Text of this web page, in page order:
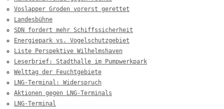
Voslapper Groden vorerst gerettet
Landesbühne
SDN fordert mehr Schiffssicherheit
Energiepark vs. Vogelschutzgebiet
Liste Perspektive Wilhelmshaven
Leserbrief: Stadthalle im Pumpwerkpark
Welttag der Feuchtgebiete
LNG-Terminal: Widerspruch
Aktionen gegen LNG-Terminals
LNG-Terminal